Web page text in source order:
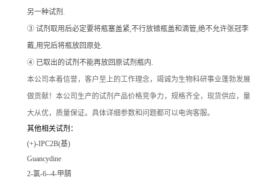
另一种试剂.
③ 试剂取用后必定要将瓶塞盖紧,不行放错瓶盖和滴管,绝不允许张冠李
戴,用完后将瓶放回原处.
④ 已取出的试剂不能再放回原试剂瓶内.
本公司本着信誉，客户至上的工作理念，竭诚为生物科研事业蓬勃发展
做贡献！本公司生产的试剂产品价格竞争力，规格齐全，现货供应，量
大从优，质量保证。具体详细参数和问题都可以电询客服。
其他相关试剂：
(+)-IPC2B(基)
Guancydine
2-氯-6--4-甲腈